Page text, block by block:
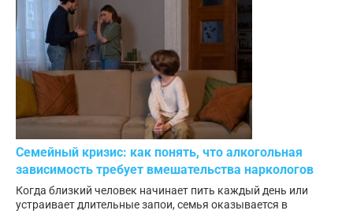
Семейный кризис: как понять, что алкогольная
зависимость требует вмешательства наркологов
Когда близкий человек начинает пить каждый день или
устраивает длительные запои, семья оказывается в